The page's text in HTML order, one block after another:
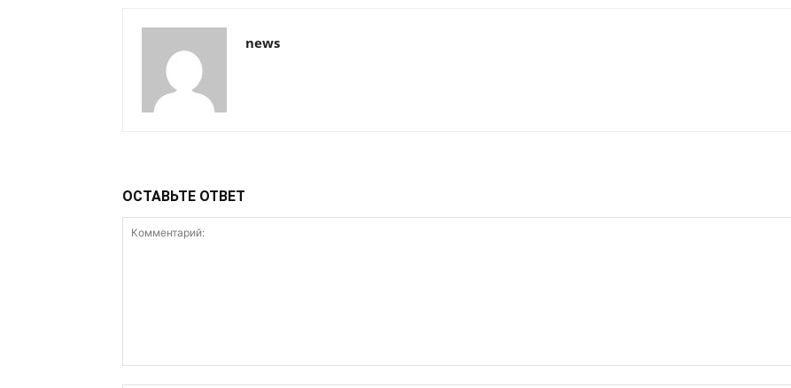
news
ОСТАВЬТЕ ОТВЕТ